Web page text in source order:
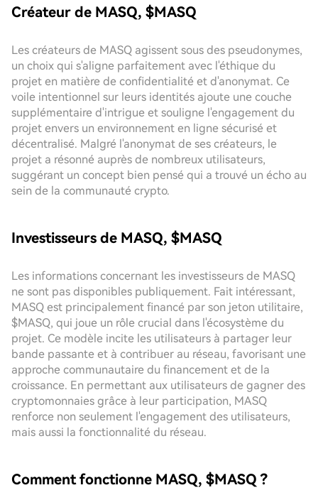
Créateur de MASQ, $MASQ
Les créateurs de MASQ agissent sous des pseudonymes,
un choix qui s'aligne parfaitement avec l'éthique du
projet en matière de confidentialité et d'anonymat. Ce
voile intentionnel sur leurs identités ajoute une couche
supplémentaire d'intrigue et souligne l'engagement du
projet envers un environnement en ligne sécurisé et
décentralisé. Malgré l'anonymat de ses créateurs, le
projet a résonné auprès de nombreux utilisateurs,
suggérant un concept bien pensé qui a trouvé un écho au
sein de la communauté crypto.
Investisseurs de MASQ, $MASQ
Les informations concernant les investisseurs de MASQ
ne sont pas disponibles publiquement. Fait intéressant,
MASQ est principalement financé par son jeton utilitaire,
$MASQ, qui joue un rôle crucial dans l'écosystème du
projet. Ce modèle incite les utilisateurs à partager leur
bande passante et à contribuer au réseau, favorisant une
approche communautaire du financement et de la
croissance. En permettant aux utilisateurs de gagner des
cryptomonnaies grâce à leur participation, MASQ
renforce non seulement l'engagement des utilisateurs,
mais aussi la fonctionnalité du réseau.
Comment fonctionne MASQ, $MASQ ?